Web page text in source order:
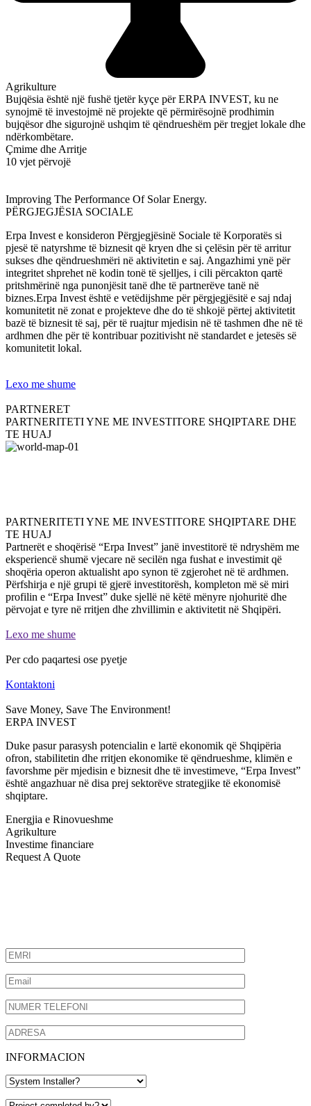
Agrikulture
Bujqësia është një fushë tjetër kyçe për ERPA INVEST, ku ne
synojmë të investojmë në projekte që përmirësojnë prodhimin
bujqësor dhe sigurojnë ushqim të qëndrueshëm për tregjet lokale dhe
ndërkombëtare.
Çmime dhe Arritje
10 vjet përvojë
Improving The Performance Of Solar Energy.
PËRGJEGJËSIA SOCIALE
Erpa Invest e konsideron Përgjegjësinë Sociale të Korporatës si
pjesë të natyrshme të biznesit që kryen dhe si çelësin për të arritur
sukses dhe qëndrueshmëri në aktivitetin e saj. Angazhimi ynë për
integritet shprehet në kodin tonë të sjelljes, i cili përcakton qartë
pritshmërinë nga punonjësit tanë dhe të partnerëve tanë në
biznes.Erpa Invest është e vetëdijshme për përgjegjësitë e saj ndaj
komunitetit në zonat e projekteve dhe do të shkojë përtej aktivitetit
bazë të biznesit të saj, për të ruajtur mjedisin në të tashmen dhe në të
ardhmen dhe për të kontribuar pozitivisht në standardet e jetesës së
komunitetit lokal.
Lexo me shume
PARTNERET
PARTNERITETI YNE ME INVESTITORE SHQIPTARE DHE
TE HUAJ
PARTNERITETI YNE ME INVESTITORE SHQIPTARE DHE
TE HUAJ
Partnerët e shoqërisë “Erpa Invest” janë investitorë të ndryshëm me
eksperiencë shumë vjecare në secilën nga fushat e investimit që
shoqëria operon aktualisht apo synon të zgjerohet në të ardhmen.
Përfshirja e një grupi të gjerë investitorësh, kompleton më së miri
profilin e “Erpa Invest” duke sjellë në këtë mënyre njohuritë dhe
përvojat e tyre në rritjen dhe zhvillimin e aktivitetit në Shqipëri.
Lexo me shume
Per cdo paqartesi ose pyetje
Kontaktoni
Save Money, Save The Environment!
ERPA INVEST
Duke pasur parasysh potencialin e lartë ekonomik që Shqipëria
ofron, stabilitetin dhe rritjen ekonomike të qëndrueshme, klimën e
favorshme për mjedisin e biznesit dhe të investimeve, “Erpa Invest”
është angazhuar në disa prej sektorëve strategjike të ekonomisë
shqiptare.
Energjia e Rinovueshme
Agrikulture
Investime financiare
Request A Quote
INFORMACION